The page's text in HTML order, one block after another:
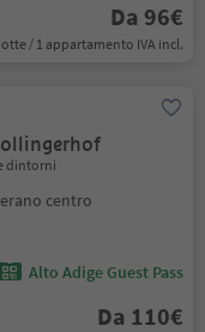
Da 96€
/ 1 appartamento IVA incl.
dintorni
centro
Alto Adige Guest Pass
Da 110€